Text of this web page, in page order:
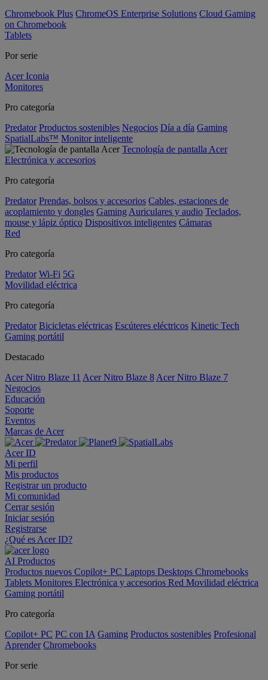
Chromebook Plus ChromeOS Enterprise Solutions Cloud Gaming
on Chromebook
Tablets
Por serie
Acer Iconia
Monitores
Pro categoría
Predator Productos sostenibles Negocios Día a día Gaming
SpatialLabs™ Monitor inteligente
Tecnología de pantalla Acer
Electrónica y accesorios
Pro categoría
Predator Prendas, bolsos y accesorios Cables, estaciones de
acoplamiento y dongles Gaming Auriculares y audio Teclados,
mouse y lápiz óptico Dispositivos inteligentes Cámaras
Red
Pro categoría
Predator Wi-Fi 5G
Movilidad eléctrica
Pro categoría
Predator Bicicletas eléctricas Escúteres eléctricos Kinetic Tech
Gaming portátil
Destacado
Acer Nitro Blaze 11 Acer Nitro Blaze 8 Acer Nitro Blaze 7
Negocios
Educación
Soporte
Eventos
Marcas de Acer
Acer ID
Mi perfil
Mis productos
Registrar un producto
Mi comunidad
Cerrar sesión
Iniciar sesión
Registrarse
¿Qué es Acer ID?
AI Productos
Productos nuevos Copilot+ PC Laptops Desktops Chromebooks
Tablets Monitores Electrónica y accesorios Red Movilidad eléctrica
Gaming portátil
Pro categoría
Copilot+ PC PC con IA Gaming Productos sostenibles Profesional
Aprender Chromebooks
Por serie